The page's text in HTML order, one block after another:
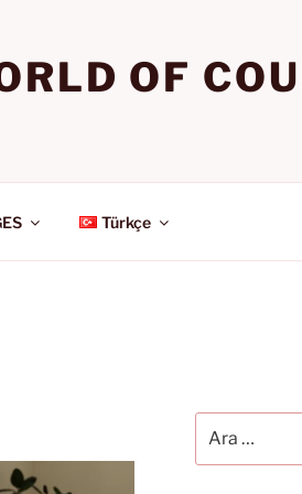
OF
Türkçe